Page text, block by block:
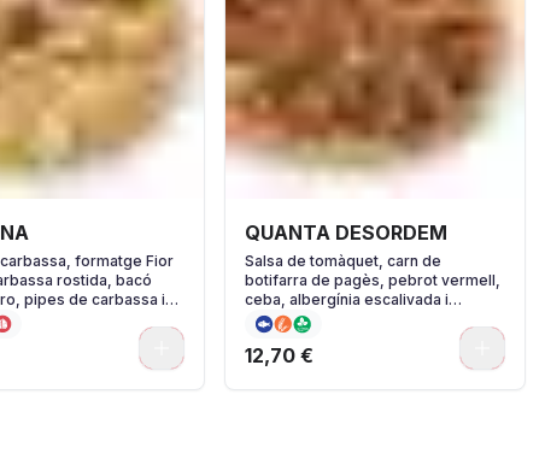
formatge Fior
rostida, bacó
pipes de carbassa i
QUANTA DESORDEM
Salsa de tomàquet, carn de
botifarra de pagès, pebrot vermell,
ceba, albergínia escalivada i
anxoves del Cantàbric.
12,70 €